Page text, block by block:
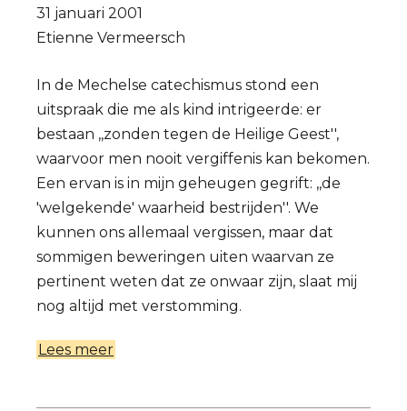
31 januari 2001
Etienne Vermeersch
In de Mechelse catechismus stond een
uitspraak die me als kind intrigeerde: er
bestaan ,,zonden tegen de Heilige Geest'',
waarvoor men nooit vergiffenis kan bekomen.
Een ervan is in mijn geheugen gegrift: ,,de
'welgekende' waarheid bestrijden''. We
kunnen ons allemaal vergissen, maar dat
sommigen beweringen uiten waarvan ze
pertinent weten dat ze onwaar zijn, slaat mij
nog altijd met verstomming.
Lees meer